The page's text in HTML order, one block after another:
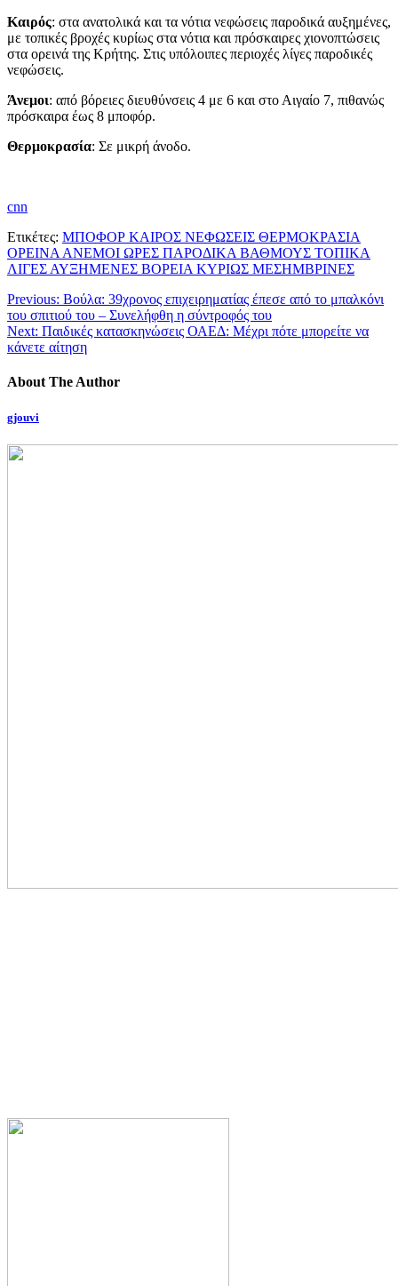
Καιρός: στα ανατολικά και τα νότια νεφώσεις παροδικά αυξημένες,
με τοπικές βροχές κυρίως στα νότια και πρόσκαιρες χιονοπτώσεις
στα ορεινά της Κρήτης. Στις υπόλοιπες περιοχές λίγες παροδικές
νεφώσεις.
Άνεμοι: από βόρειες διευθύνσεις 4 με 6 και στο Αιγαίο 7, πιθανώς
πρόσκαιρα έως 8 μποφόρ.
Θερμοκρασία: Σε μικρή άνοδο.
cnn
Ετικέτες: ΜΠΟΦΟΡ ΚΑΙΡΟΣ ΝΕΦΩΣΕΙΣ ΘΕΡΜΟΚΡΑΣΙΑ
ΟΡΕΙΝΑ ΑΝΕΜΟΙ ΩΡΕΣ ΠΑΡΟΔΙΚΑ ΒΑΘΜΟΥΣ ΤΟΠΙΚΑ
ΛΙΓΕΣ ΑΥΞΗΜΕΝΕΣ ΒΟΡΕΙΑ ΚΥΡΙΩΣ ΜΕΣΗΜΒΡΙΝΕΣ
Previous: Βούλα: 39χρονος επιχειρηματίας έπεσε από το μπαλκόνι
του σπιτιού του – Συνελήφθη η σύντροφός του
Next: Παιδικές κατασκηνώσεις ΟΑΕΔ: Μέχρι πότε μπορείτε να
κάνετε αίτηση
About The Author
gjouvi